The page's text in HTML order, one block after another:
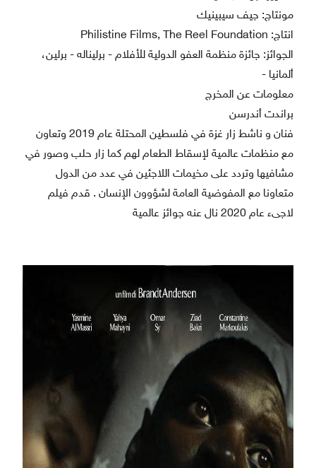
مونتاج: جيف سيبينيك
انتاج: Philistine Films, The Reel Foundation
الجوائز: جائزة منظمة العفو الدولية للأفلام - برليناله - برلين،
ألمانيا -
معلومات عن المخرج
براندت أندرسن
فنان و ناشط زار غزة في فلسطين المحتلة عام 2019 وتعاون
مع منظمات عالمية لإسقاط الطعام لهم كما زار حلب وصور في
مشافيها وتردد على مخيمات اللاجئين في عدد من الدول
متعاونا مع المفوضية العامة لشؤوون الإنسان . قدم فيلم
لاجىء عام 2020 نال عنه جوائز عالمية